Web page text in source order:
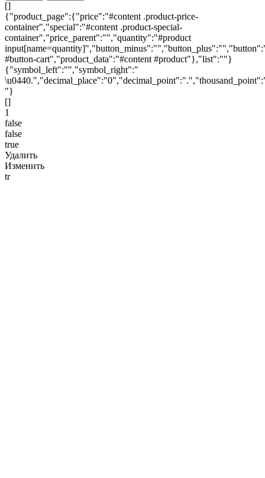
[]
{"product_page":{"price":"#content .product-price-
container","special":"#content .product-special-
container","price_parent":"","quantity":"#product
#button-cart","product_data":"#content #product"},"list":""}
{"symbol_left":"","symbol_right":"
"}
[]
1
false
false
true
Удалить
Изменить
tr